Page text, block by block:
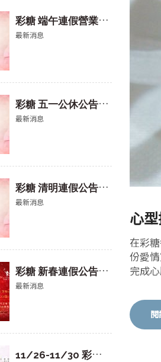
心
在彩
份愛
完成
彩
糖 端午連假營業時間(2026)
最新消息
彩
糖 五一公休公告(2026)
最新消息
彩
糖 清明連假公告(2026)
最新消息
彩
糖 新春連假公告(2026)
最新消息
1
1/26-11/30 彩糖旅遊 公休通告